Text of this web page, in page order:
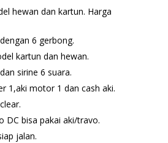
hewan dan kartun. Harga
6 gerbong.
kartun dan hewan.
sirine 6 suara.
1,aki motor 1 dan cash aki.
DC bisa pakai aki/travo.
jalan.